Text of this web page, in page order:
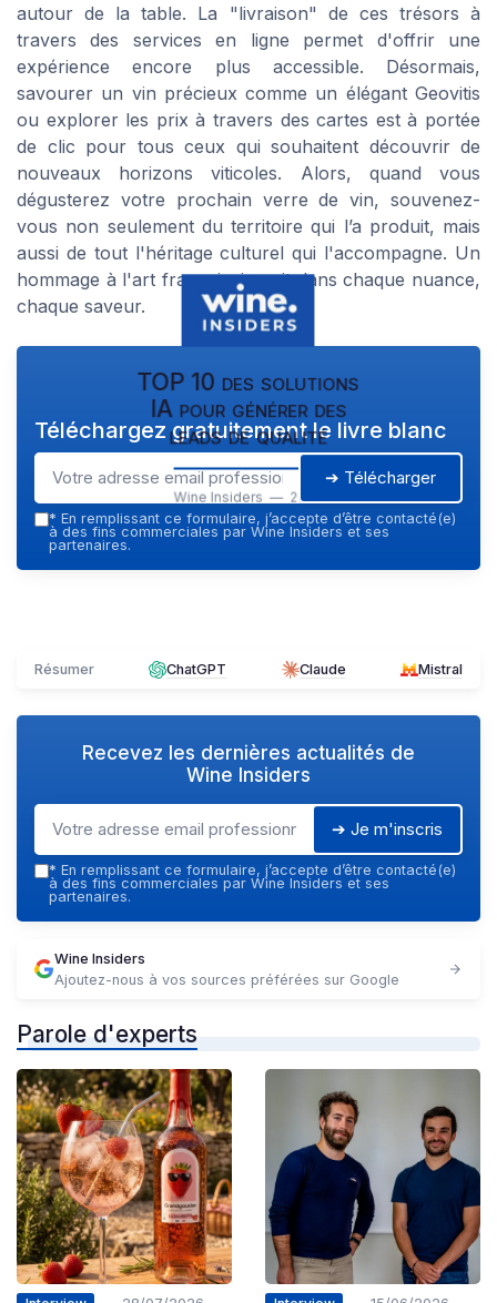
autour de la table. La "livraison" de ces trésors à
travers des services en ligne permet d'offrir une
expérience encore plus accessible. Désormais,
savourer un vin précieux comme un élégant Geovitis
ou explorer les prix à travers des cartes est à portée
de clic pour tous ceux qui souhaitent découvrir de
nouveaux horizons viticoles. Alors, quand vous
dégusterez votre prochain verre de vin, souvenez-
vous non seulement du territoire qui l’a produit, mais
aussi de tout l'héritage culturel qui l'accompagne. Un
hommage à l'art français, inscrit dans chaque nuance,
chaque saveur.
TOP 10 des solutions
IA pour générer des
leads de qualité
Wine Insiders — 2026
Téléchargez gratuitement le livre blanc
➔ Télécharger
* En remplissant ce formulaire, j’accepte d’être contacté(e)
à des fins commerciales par Wine Insiders et ses
partenaires.
Résumer ChatGPT Claude Mistral
Recevez les dernières actualités de
Wine Insiders
➔ Je m'inscris
* En remplissant ce formulaire, j’accepte d’être contacté(e)
à des fins commerciales par Wine Insiders et ses
partenaires.
Wine Insiders
Ajoutez-nous à vos sources préférées sur Google
Parole d'experts